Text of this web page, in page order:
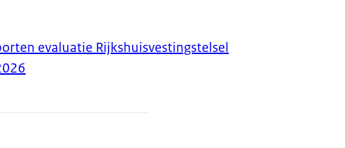
evaluatie Rijkshuisvestingstelsel